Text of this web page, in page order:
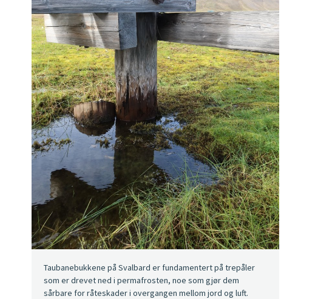
Taubanebukkene på Svalbard er fundamentert på trepåler
som er drevet ned i permafrosten, noe som gjør dem
sårbare for råteskader i overgangen mellom jord og luft.